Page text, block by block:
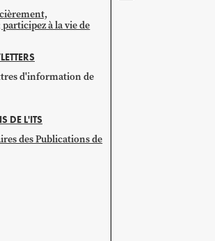
à la vie de
d'information de
DE L'ITS
des Publications de